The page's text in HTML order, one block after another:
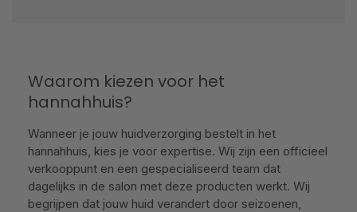
Waarom kiezen voor het
hannahhuis?
Wanneer je jouw huidverzorging bestelt in het
hannahhuis, kies je voor expertise. Wij zijn een officieel
verkooppunt en een gespecialiseerd team dat
dagelijks in de salon met deze producten werkt. Wij
begrijpen dat jouw huid verandert door seizoenen,